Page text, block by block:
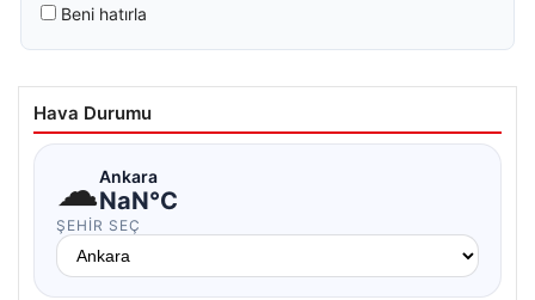
Beni hatırla
Hava Durumu
☁Ankara
NaN°C
ŞEHIR SEÇ